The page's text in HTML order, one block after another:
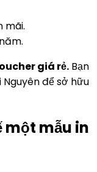
mãi.
giá rẻ. Bạn
để sở hữu
một mẫu in